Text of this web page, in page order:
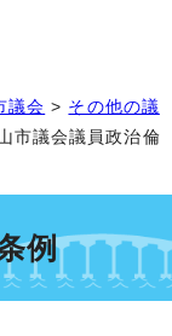
議会 > その他の議
市議会議員政治倫
例